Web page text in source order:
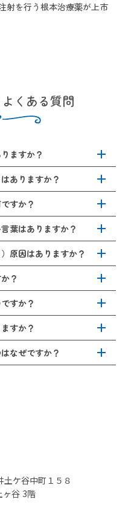
射を行う根本治療薬が上市
くある質問
ますか？ add
種類により異なります。
較的愛想が良く、表情が
乏しく「仮面様顔貌」と
多幸感、不機嫌など感情
います。
関しても、特有の顔つき
ずは認知症サポート医の
。
ありますか？ add
善や脳への刺激が有効で
筋トレなどの運動習慣を
十分な睡眠、血圧や血糖
味を持つことを意識しま
などにより脳を使う活動
です。こうしたことは、
から実践することで、認知
待されています。
すか？ add
と接するうえで避けるべ
すると混乱や不安が強ま
う。
やらせようとすると抵抗
理強いしないようにしま
すことで混乱や恐怖心を
分のペースで行えるよう
葉はありますか？ add
指摘、急かすような言葉
んなことも忘れたの？」
くして」といった言葉
、不安や攻撃的行動を引
た言葉ではなく、共感や
うにしましょう。
原因はありますか？ add
すが、以下のような要因
ど）
？ add
が得られることで認知症
家族や友人と会話をす
い運動、昔の写真や思い
れます。日常生活のなか
わりが心的安定に繋がり
すか？ add
生活に症状が及ぼされる
害や理解力の低下、見当
などといった症状が現れ
くなるのがこの時期とさ
すか？ add
すわけでないため、特定
ったことはありません。
なぜですか？ add
ケ谷中町１５８
ヶ谷 3階